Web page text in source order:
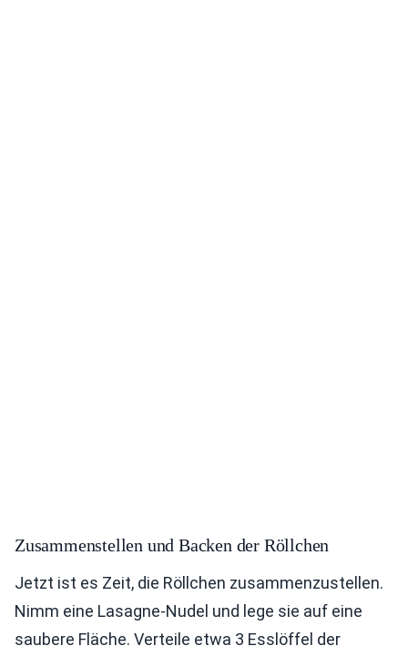
Zusammenstellen und Backen der Röllchen
Jetzt ist es Zeit, die Röllchen zusammenzustellen.
Nimm eine Lasagne-Nudel und lege sie auf eine
saubere Fläche. Verteile etwa 3 Esslöffel der